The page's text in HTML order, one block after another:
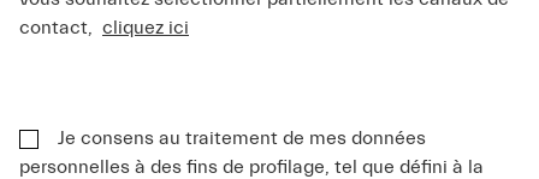
contact, cliquez ici
Je consens au traitement de mes données
personnelles à des fins de profilage, tel que défini à la